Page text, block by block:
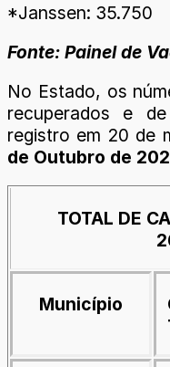
*Janssen: 35.750
Fonte: Painel de
No Estado, os
recuperados e
registro em 20 de
de Outubro de
TOTAL DE
Município